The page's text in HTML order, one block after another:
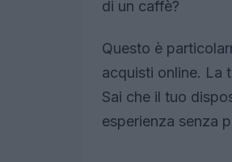
di un caffè?
Questo è
acquisti online. La
Sai che il tuo
esperienza senza